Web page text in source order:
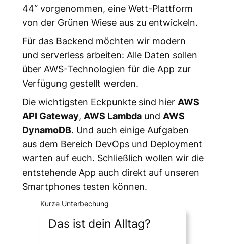
44“ vorgenommen, eine Wett-Plattform
von der Grünen Wiese aus zu entwickeln.
Für das Backend möchten wir modern
und serverless arbeiten: Alle Daten sollen
über AWS-Technologien für die App zur
Verfügung gestellt werden.
Die wichtigsten Eckpunkte sind hier AWS
API Gateway, AWS Lambdaund AWS
DynamoDB. Und auch einige Aufgaben
aus dem Bereich DevOps und Deployment
warten auf euch. Schließlich wollen wir die
entstehende App auch direkt auf unseren
Smartphones testen können.
Kurze Unterbechung
Das ist dein Alltag?